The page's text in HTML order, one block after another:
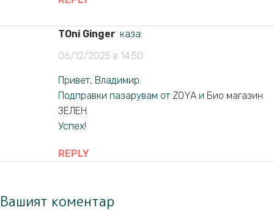
TOni Ginger каза:
06/12/2025 в 14:50
Привет, Владимир.
Подправки пазарувам от ZOYA и Био магазин
ЗЕЛЕН.
Успех!
REPLY
Вашият коментар